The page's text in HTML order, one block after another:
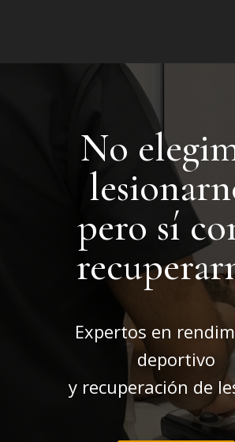
No
pero sí
Expertos en
deportivo
y recuperación de